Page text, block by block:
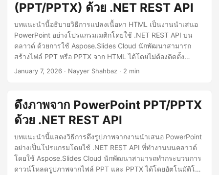
n
(PPT/PPTX) ด้วย .NET REST API
บทแนะนำนี้อธิบายวิธีการแปลงเนื้อหา HTML เป็นงานนำเสนอ
PowerPoint อย่างโปรแกรมเมติกโดยใช้ .NET REST API บน
คลาวด์ ด้วยการใช้ Aspose.Slides Cloud นักพัฒนาสามารถ
สร้างไฟล์ PPT หรือ PPTX จาก HTML ได้โดยไม่ต้องติดตั้ง
Microsoft PowerPoint.
January 7, 2026 · Nayyer Shahbaz · 2 min
ดึงภาพจาก PowerPoint PPT/PPTX
ด้วย .NET REST API
บทแนะนำนี้แสดงวิธีการดึงรูปภาพจากงานนำเสนอ PowerPoint
อย่างเป็นโปรแกรมโดยใช้ .NET REST API ที่ทำงานบนคลาวด์
โดยใช้ Aspose.Slides Cloud นักพัฒนาสามารถทำกระบวนการ
ดาวน์โหลดรูปภาพจากไฟล์ PPT และ PPTX ได้โดยอัตโนมัติโดย